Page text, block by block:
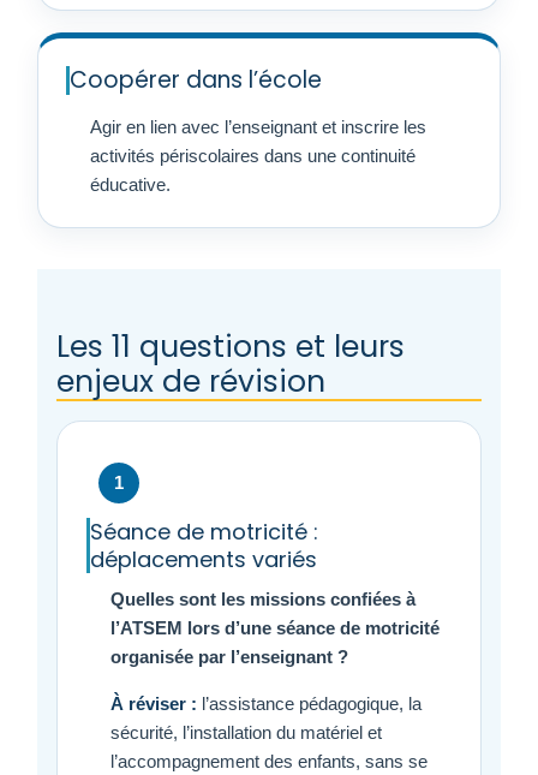
Coopérer dans l’école
Agir en lien avec l’enseignant et inscrire les
activités périscolaires dans une continuité
éducative.
Les 11 questions et leurs
enjeux de révision
1
Séance de motricité :
déplacements variés
Quelles sont les missions confiées à
l’ATSEM lors d’une séance de motricité
organisée par l’enseignant ?
À réviser : l’assistance pédagogique, la
sécurité, l’installation du matériel et
l’accompagnement des enfants, sans se